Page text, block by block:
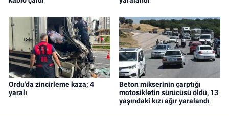
Ordu'da zincirleme kaza; 4
yaralı
Beton mikserinin çarptığı
motosikletin sürücüsü öldü, 13
yaşındaki kızı ağır yaralandı